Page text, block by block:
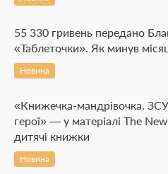
55 330 гривень передано
«Таблеточки». Як минув
Новина
«Книжечка-мандрівочка.
герої» — у матеріалі The
дитячі книжки
Новина